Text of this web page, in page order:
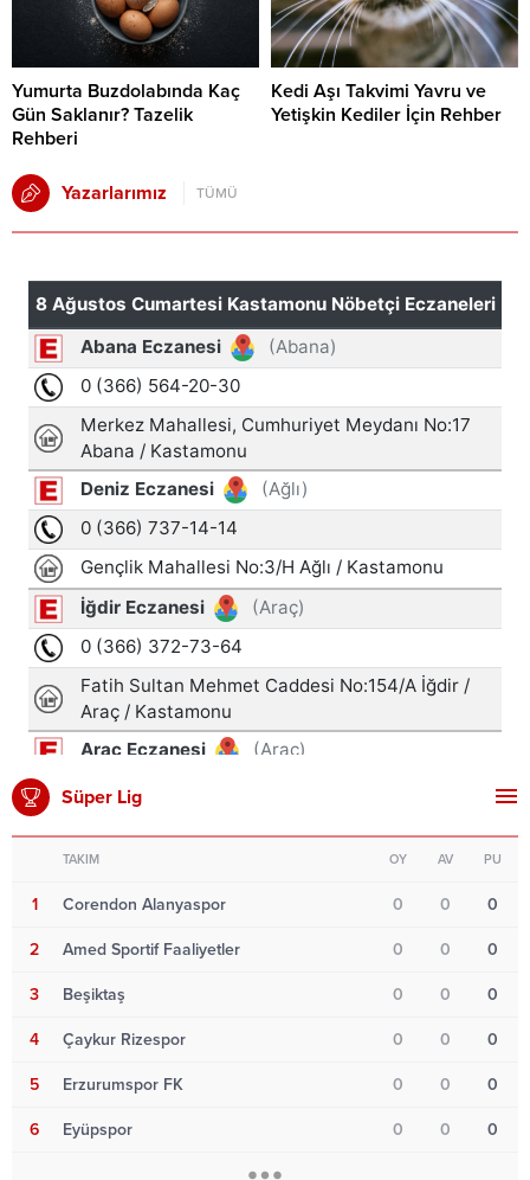
Yumurta Buzdolabında Kaç
Gün Saklanır? Tazelik
Rehberi
Kedi Aşı Takvimi Yavru ve
Yetişkin Kediler İçin Rehber
Yazarlarımız TÜMÜ
Süper Lig
TAKIM OY AV PU
1 Corendon Alanyaspor 0 0 0
2 Amed Sportif Faaliyetler 0 0 0
3 Beşiktaş 0 0 0
4 Çaykur Rizespor 0 0 0
5 Erzurumspor FK 0 0 0
6 Eyüpspor 0 0 0